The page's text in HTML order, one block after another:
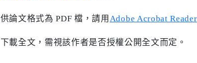
論文格式為 PDF檔，請用 Adobe Acrobat Reader
載全文，需視該作者是否授權公開全文而定。